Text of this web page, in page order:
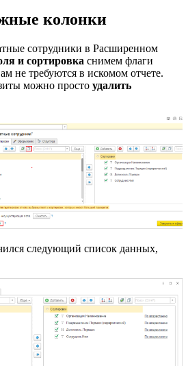
колонки
сотрудники в Расширенном
и сортировка снимем флаги
не требуются в искомом отчете.
можно просто удалить
следующий список данных,